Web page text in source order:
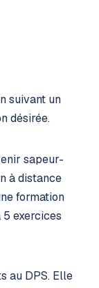
suivant un
désirée.
sapeur-
à distance
formation
5 exercices
au DPS. Elle